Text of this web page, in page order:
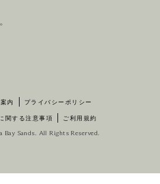
内 プライバシーポリシー
関する注意事項 ご利用規約
Sands. All Rights Reserved.